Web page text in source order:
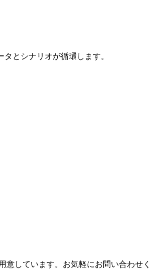
とシナリオが循環します。
しています。お気軽にお問い合わせ